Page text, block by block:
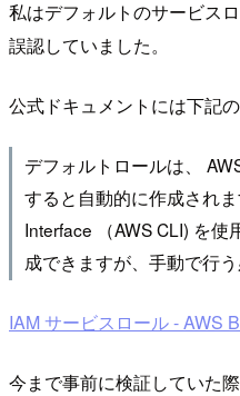
私はデフォルトのサービス
誤認していました。
公式ドキュメントには下記
デフォルトロールは、
すると自動的に作成され
Interface （AWS CLI) を
成できますが、手動で行う
IAM サービスロール - AWS
今まで事前に検証していた